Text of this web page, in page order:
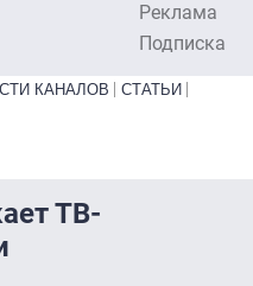
Реклама
Подписка
КАНАЛОВ
СТАТЬИ
ТВ-